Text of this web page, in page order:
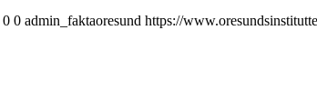
0 0 admin_faktaoresund https://